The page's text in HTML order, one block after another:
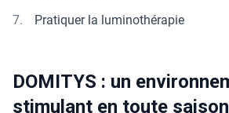
Pratiquer la luminothérapie
DOMITYS : un
stimulant en toute saison